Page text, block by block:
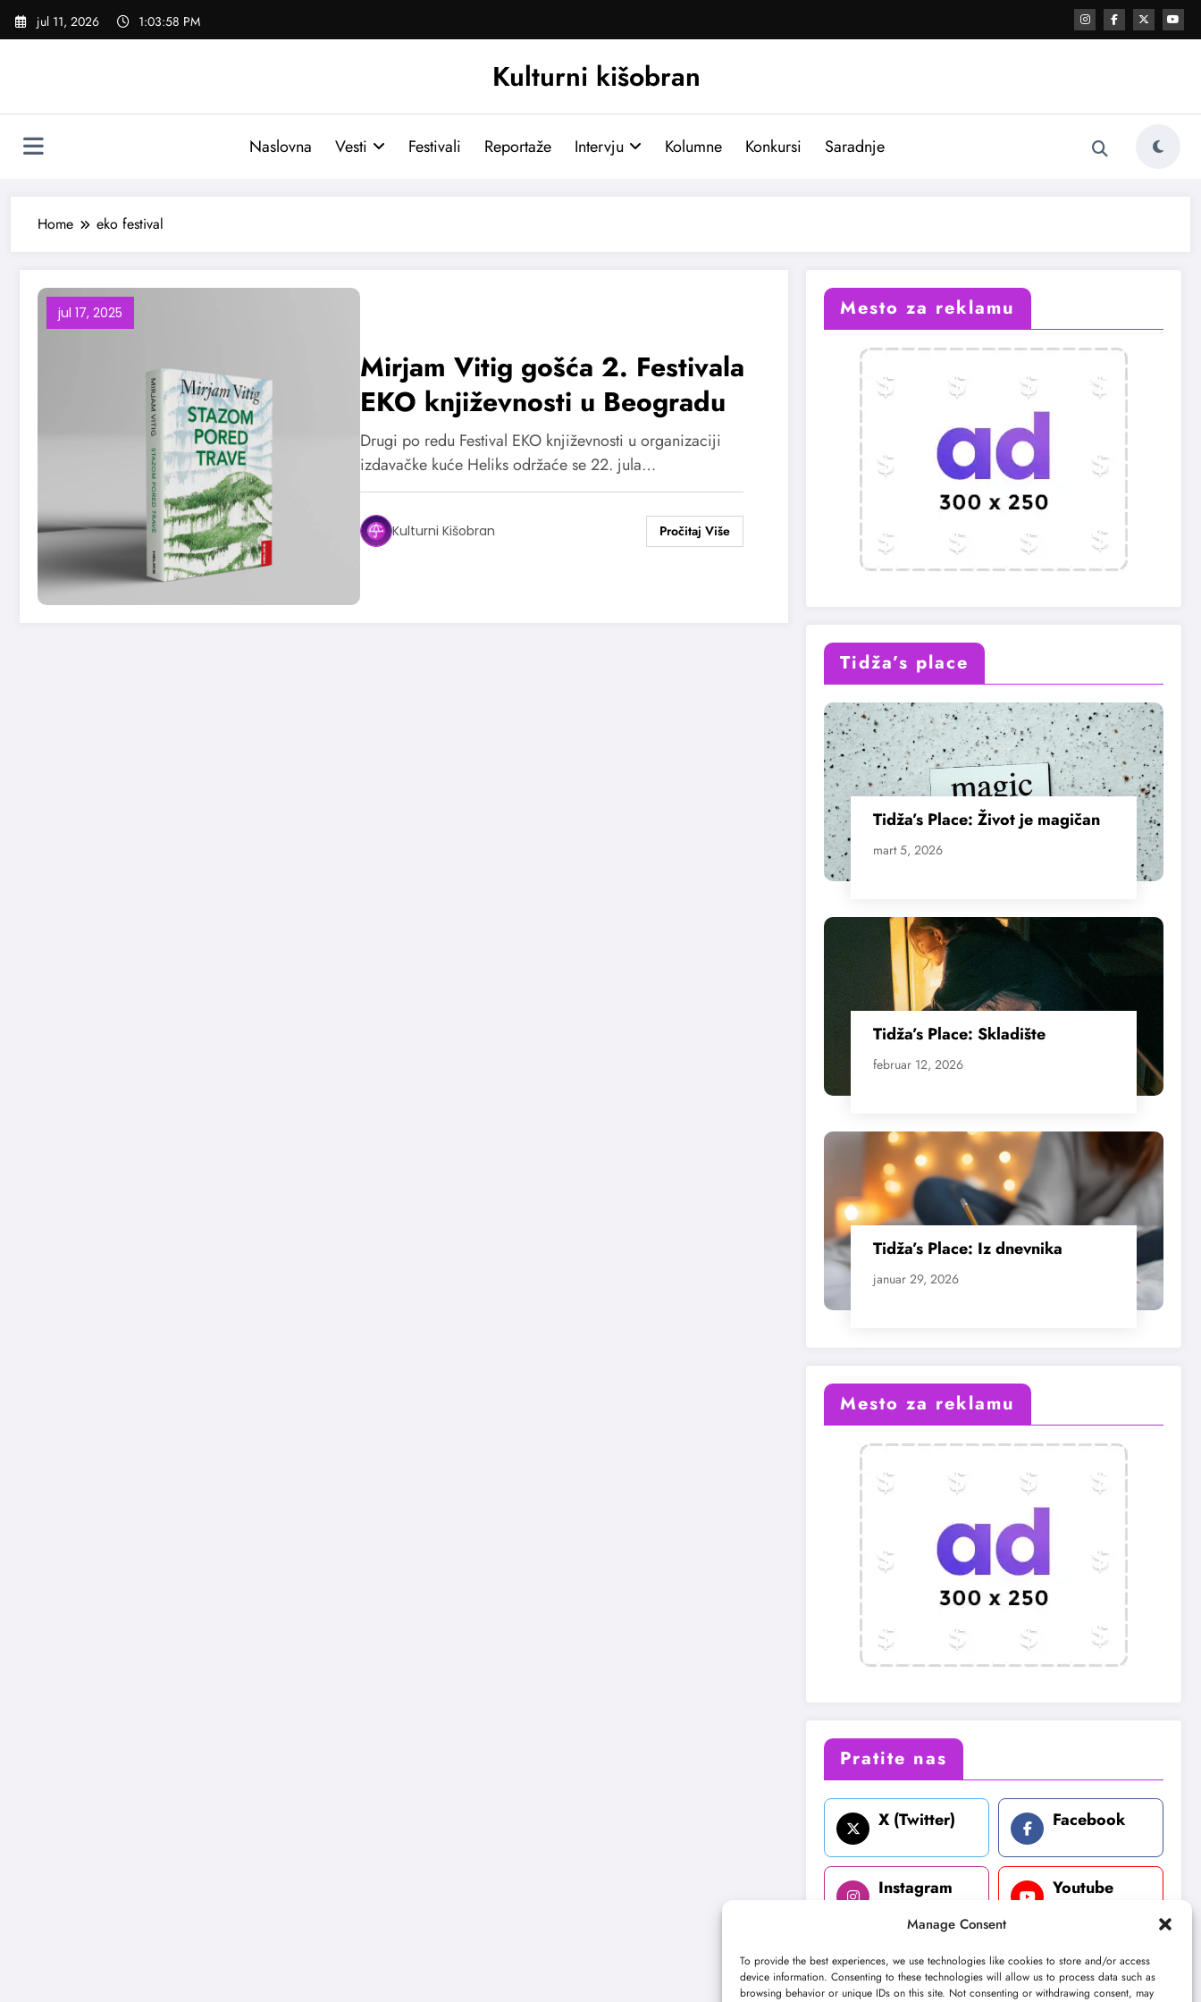
Manage Consent
To provide the best experiences, we use technologies like cookies to store and/or access
device information. Consenting to these technologies will allow us to process data such as
browsing behavior or unique IDs on this site. Not consenting or withdrawing consent, may
Skoči
jul 11, 2026 1:03:59 PM
Kulturni kišobran
Naslovna Vesti Festivali Reportaže Intervju Kolumne Konkursi Saradnje
Home eko festival
jul 17, 2025
Mirjam Vitig gošća 2. Festivala
EKO književnosti u Beogradu
Drugi po redu Festival EKO književnosti u organizaciji
izdavačke kuće Heliks održaće se 22. jula…
Kulturni Kišobran
Mesto za reklamu
Tidža’s place
Tidža’s Place: Život je magičan
mart 5, 2026
Tidža’s Place: Skladište
februar 12, 2026
Tidža’s Place: Iz dnevnika
januar 29, 2026
Mesto za reklamu
Pratite nas
X (Twitter) Facebook
Instagram Youtube
LinkedIn